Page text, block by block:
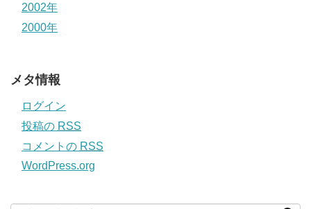
2002年
2000年
メタ情報
ログイン
投稿の RSS
コメントの RSS
WordPress.org